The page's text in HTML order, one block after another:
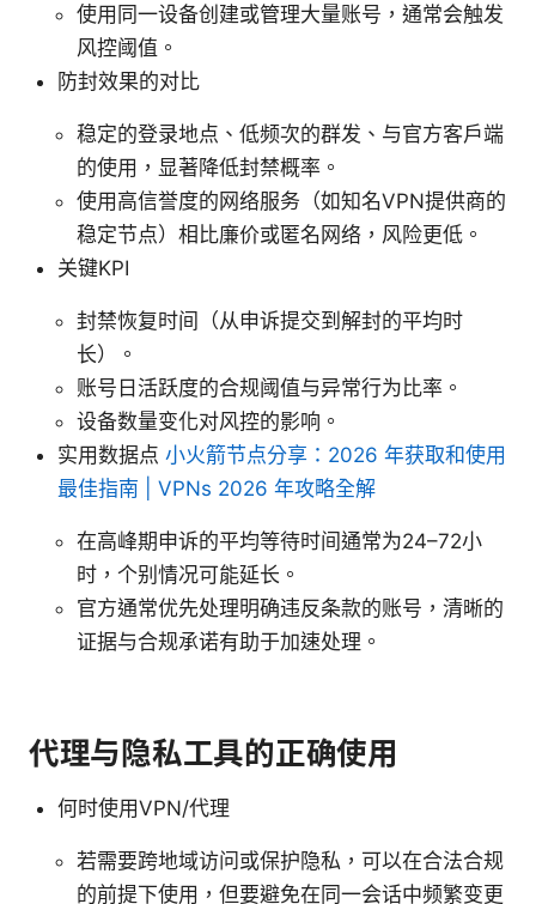
使用同一设备创建或管理大量账号，通常会触发
风控阈值。
防封效果的对比
稳定的登录地点、低频次的群发、与官方客户端
的使用，显著降低封禁概率。
使用高信誉度的网络服务（如知名VPN提供商的
稳定节点）相比廉价或匿名网络，风险更低。
关键KPI
封禁恢复时间（从申诉提交到解封的平均时
长）。
账号日活跃度的合规阈值与异常行为比率。
设备数量变化对风控的影响。
实用数据点 小火箭节点分享：2026 年获取和使用
最佳指南 | VPNs 2026 年攻略全解
在高峰期申诉的平均等待时间通常为24–72小
时，个别情况可能延长。
官方通常优先处理明确违反条款的账号，清晰的
证据与合规承诺有助于加速处理。
代理与隐私工具的正确使用
何时使用VPN/代理
若需要跨地域访问或保护隐私，可以在合法合规
的前提下使用，但要避免在同一会话中频繁变更